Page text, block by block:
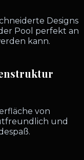
Designs
Pool perfekt an
kann.
von
und